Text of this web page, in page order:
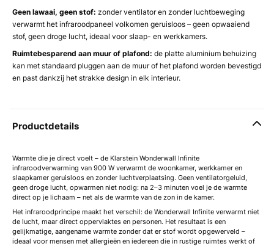
Geen lawaai, geen stof: zonder ventilator en zonder luchtbeweging
verwarmt het infraroodpaneel volkomen geruisloos – geen opwaaiend
stof, geen droge lucht, ideaal voor slaap- en werkkamers.
Ruimtebesparend aan muur of plafond: de platte aluminium behuizing
kan met standaard pluggen aan de muur of het plafond worden bevestigd
en past dankzij het strakke design in elk interieur.
Productdetails
Warmte die je direct voelt – de Klarstein Wonderwall Infinite
infraroodverwarming van 900 W verwarmt de woonkamer, werkkamer en
slaapkamer geruisloos en zonder luchtverplaatsing. Geen ventilatorgeluid,
geen droge lucht, opwarmen niet nodig: na 2–3 minuten voel je de warmte
direct op je lichaam – net als de warmte van de zon in de kamer.
Het infraroodprincipe maakt het verschil: de Wonderwall Infinite verwarmt niet
de lucht, maar direct oppervlaktes en personen. Het resultaat is een
gelijkmatige, aangename warmte zonder dat er stof wordt opgewerveld –
ideaal voor mensen met allergieën en iedereen die in rustige ruimtes werkt of